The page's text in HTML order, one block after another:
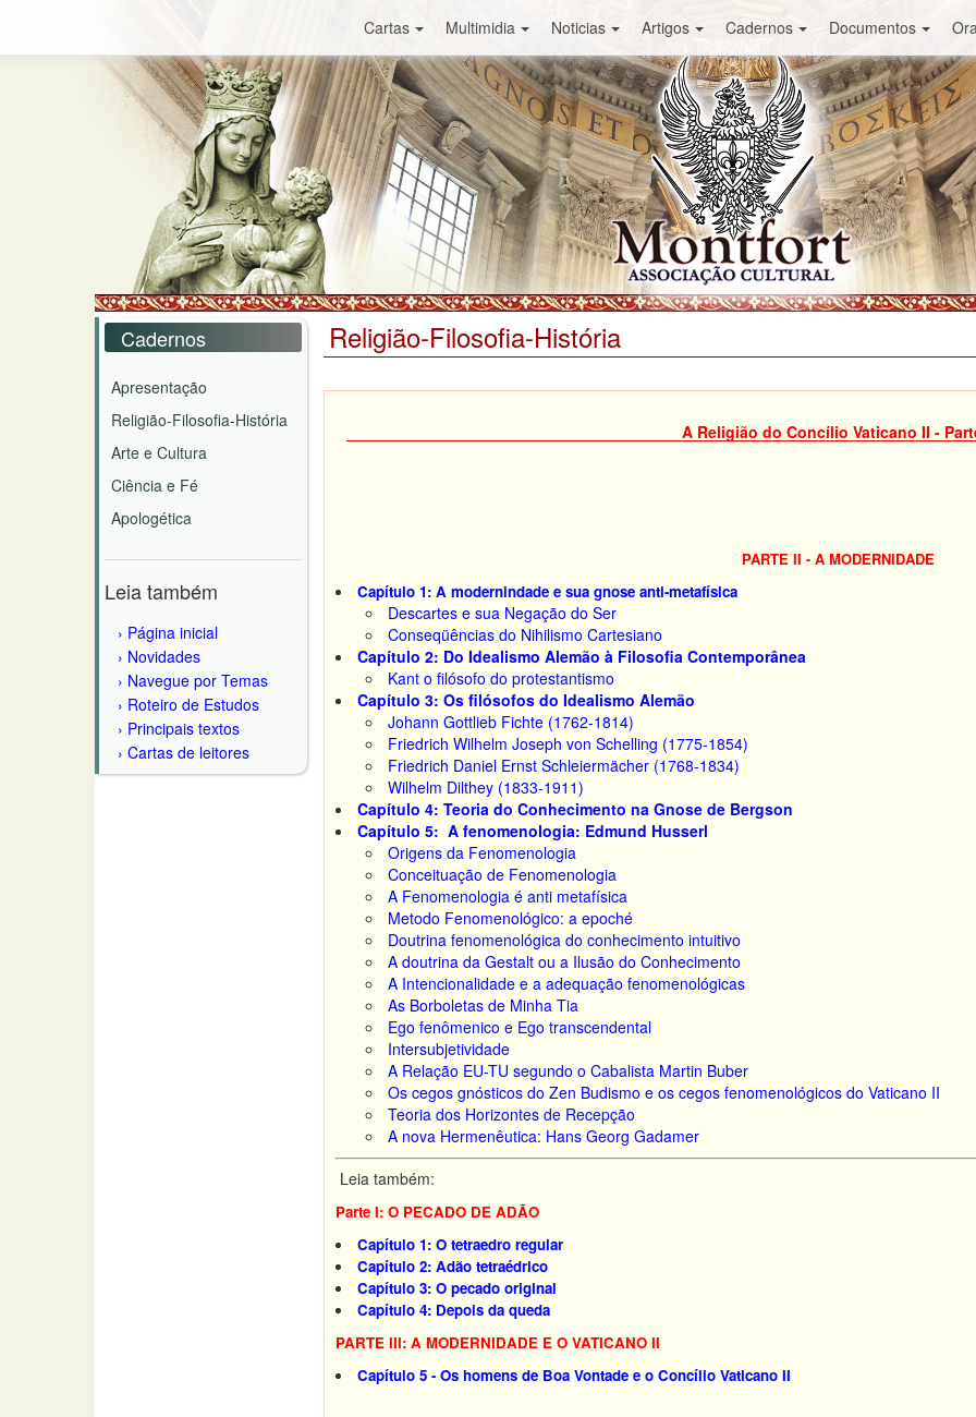
Cartas Multimidia Noticias Artigos Cadernos Documentos
Cadernos
Apresentação
Religião-Filosofia-História
Arte e Cultura
Ciência e Fé
Apologética
Leia também
Página inicial
Novidades
Navegue por Temas
Roteiro de Estudos
Principais textos
Cartas de leitores
Religião-Filosofia-História
A Religião do Concílio Vaticano II -
PARTE II - A MODERNIDADE
Capítulo 1: A modernindade e sua gnose anti-metafísica
Descartes e sua Negação do Ser
Conseqüências do Nihilismo Cartesiano
Capítulo 2: Do Idealismo Alemão à Filosofia Contemporânea
Kant o filósofo do protestantismo
Capítulo 3: Os filósofos do Idealismo Alemão
Johann Gottlieb Fichte (1762-1814)
Friedrich Wilhelm Joseph von Schelling (1775-1854)
Friedrich Daniel Ernst Schleiermächer (1768-1834)
Wilhelm Dilthey (1833-1911)
Capítulo 4: Teoria do Conhecimento na Gnose de Bergson
Capítulo 5: A fenomenologia: Edmund Husserl
Origens da Fenomenologia
Conceituação de Fenomenologia
A Fenomenologia é anti metafísica
Metodo Fenomenológico: a epoché
Doutrina fenomenológica do conhecimento intuitivo
A doutrina da Gestalt ou a Ilusão do Conhecimento
A Intencionalidade e a adequação fenomenológicas
As Borboletas de Minha Tia
Ego fenômenico e Ego transcendental
Intersubjetividade
A Relação EU-TU segundo o Cabalista Martin Buber
Os cegos gnósticos do Zen Budismo e os cegos fenomenológicos do Vaticano II
Teoria dos Horizontes de Recepção
A nova Hermenêutica: Hans Georg Gadamer
Leia também:
Parte I: O PECADO DE ADÃO
Capítulo 1: O tetraedro regular
Capítulo 2: Adão tetraédrico
Capítulo 3: O pecado original
Capítulo 4: Depois da queda
PARTE III: A MODERNIDADE E O VATICANO II
Capítulo 5 - Os homens de Boa Vontade e o Concílio Vaticano II